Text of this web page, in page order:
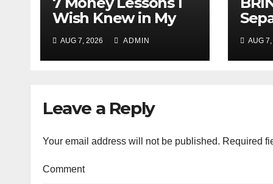
Wish Knew in My
Step Guide to Build
Financial Freedom
AUG 7, 2026 ADMIN AUG
Leave a Reply
Your email address will not be published. Required
Comment